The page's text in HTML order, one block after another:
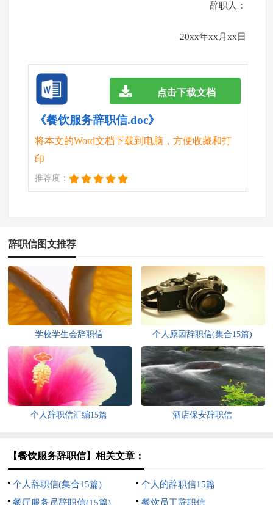
辞职人：
20xx年xx月xx日
《餐饮服务辞职信.doc》
将本文的Word文档下载到电脑，方便收藏和打
印
推荐度：
点击下载文档
辞职信图文推荐
学校学生会辞职信 个人原因辞职信(集合15篇)
个人辞职信汇编15篇 酒店保安辞职信
【餐饮服务辞职信】相关文章：
个人辞职信(集合15篇)
个人的辞职信15篇
餐厅服务员辞职信(15篇)
餐饮员工辞职信